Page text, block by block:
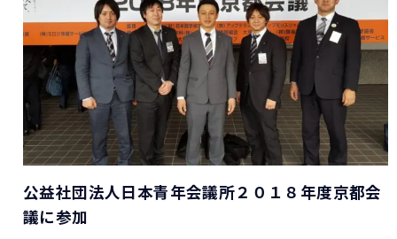
公益社団法人日本青年会議所２０１８年度京都会
議に参加